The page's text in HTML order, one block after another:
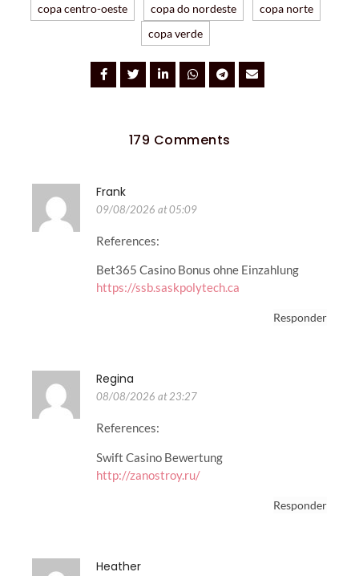
copa centro-oeste
copa do nordeste
copa norte
copa verde
179 Comments
Frank
09/08/2026 at 05:09
References:
Bet365 Casino Bonus ohne Einzahlung
https://ssb.saskpolytech.ca
Responder
Regina
08/08/2026 at 23:27
References:
Swift Casino Bewertung
http://zanostroy.ru/
Responder
Heather